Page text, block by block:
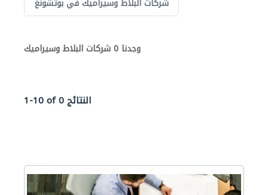
شركات البلاط وسيراميك في بوتشونغ
وجدنا 0 شركات البلاط وسيراميك
1-10 of 0 النتائج